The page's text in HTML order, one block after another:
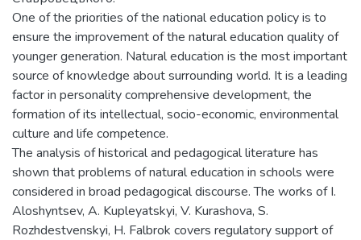
One of the priorities of the national education policy is to
ensure the improvement of the natural education quality of
younger generation. Natural education is the most important
source of knowledge about surrounding world. It is a leading
factor in personality comprehensive development, the
formation of its intellectual, socio-economic, environmental
culture and life competence.
The analysis of historical and pedagogical literature has
shown that problems of natural education in schools were
considered in broad pedagogical discourse. The works of I.
Aloshyntsev, A. Kupleyatskyi, V. Kurashova, S.
Rozhdestvenskyi, H. Falbrok covers regulatory support of